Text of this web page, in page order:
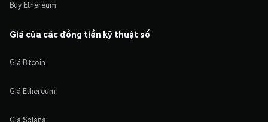
Buy Ethereum
Giá của các đồng tiền kỹ thuật số
Giá Bitcoin
Giá Ethereum
Giá Solana